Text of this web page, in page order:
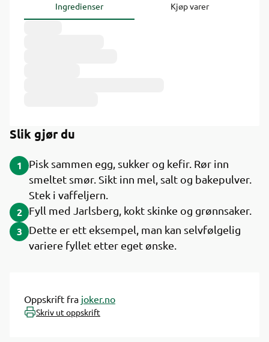
Ingredienser Kjøp varer
Slik gjør du
1
Pisk sammen egg, sukker og kefir. Rør inn
smeltet smør. Sikt inn mel, salt og bakepulver.
Stek i vaffeljern.
2 Fyll med Jarlsberg, kokt skinke og grønnsaker.
3
Dette er ett eksempel, man kan selvfølgelig
variere fyllet etter eget ønske.
Oppskrift fra joker.no
Skriv ut oppskrift